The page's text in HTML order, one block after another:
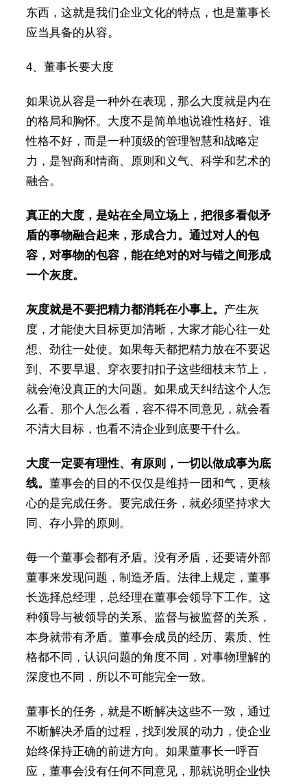
东西，这就是我们企业文化的特点，也是董事长
应当具备的从容。
4、董事长要大度
如果说从容是一种外在表现，那么大度就是内在
的格局和胸怀。大度不是简单地说谁性格好、谁
性格不好，而是一种顶级的管理智慧和战略定
力，是智商和情商、原则和义气、科学和艺术的
融合。
真正的大度，是站在全局立场上，把很多看似矛
盾的事物融合起来，形成合力。通过对人的包
容，对事物的包容，能在绝对的对与错之间形成
一个灰度。
灰度就是不要把精力都消耗在小事上。 产生灰
度，才能使大目标更加清晰，大家才能心往一处
想、劲往一处使。如果每天都把精力放在不要迟
到、不要早退、穿衣要扣扣子这些细枝末节上，
就会淹没真正的大问题。如果成天纠结这个人怎
么看、那个人怎么看，容不得不同意见，就会看
不清大目标，也看不清企业到底要干什么。
大度一定要有理性、有原则，一切以做成事为底
线。 董事会的目的不仅仅是维持一团和气，更核
心的是完成任务。要完成任务，就必须坚持求大
同、存小异的原则。
每一个董事会都有矛盾。没有矛盾，还要请外部
董事来发现问题，制造矛盾。法律上规定，董事
长选择总经理，总经理在董事会领导下工作。这
种领导与被领导的关系、监督与被监督的关系，
本身就带有矛盾。董事会成员的经历、素质、性
格都不同，认识问题的角度不同，对事物理解的
深度也不同，所以不可能完全一致。
董事长的任务，就是不断解决这些不一致，通过
不断解决矛盾的过程，找到发展的动力，使企业
始终保持正确的前进方向。如果董事长一呼百
应，董事会没有任何不同意见，那就说明企业快